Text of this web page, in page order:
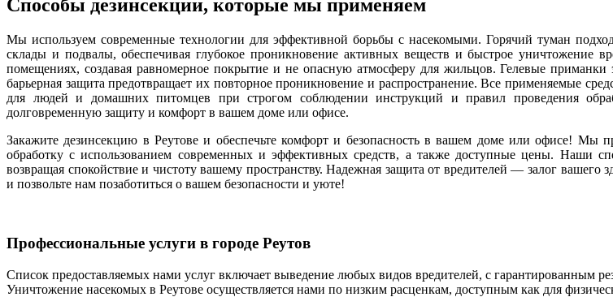
Способы дезинсекции, которые мы применяем
Мы используем современные технологии для эффективной борьбы с насекомыми. Горячий туман
склады и подвалы, обеспечивая глубокое проникновение активных веществ и быстрое уничтожение
помещениях, создавая равномерное покрытие и не опасную атмосферу для жильцов. Гелевые
барьерная защита предотвращает их повторное проникновение и распространение. Все применяемые
для людей и домашних питомцев при строгом соблюдении инструкций и правил проведения
долговременную защиту и комфорт в вашем доме или офисе.
Закажите дезинсекцию в Реутове и обеспечьте комфорт и безопасность в вашем доме или офисе! Мы
обработку с использованием современных и эффективных средств, а также доступные цены. Наши
возвращая спокойствие и чистоту вашему пространству. Надежная защита от вредителей — залог вашего
и позвольте нам позаботиться о вашем безопасности и уюте!
Профессиональные услуги в городе Реутов
Список предоставляемых нами услуг включает выведение любых видов вредителей, с гарантированным
Уничтожение насекомых в Реутове осуществляется нами по низким расценкам, доступным как для